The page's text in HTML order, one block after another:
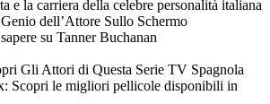
e la carriera della celebre personalità italiana
dell’Attore Sullo Schermo
su Tanner Buchanan
Gli Attori di Questa Serie TV Spagnola
Scopri le migliori pellicole disponibili in